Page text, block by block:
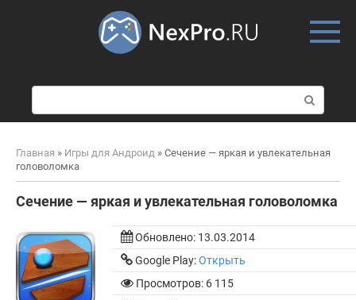
о
и
к
Главная » Игры для Андроид » Сечение — яркая и увлекательная
головоломка
Сечение — яркая и увлекательная головоломка
Обновлено: 13.03.2014
Google Play:Открыть
Просмотров: 6 115